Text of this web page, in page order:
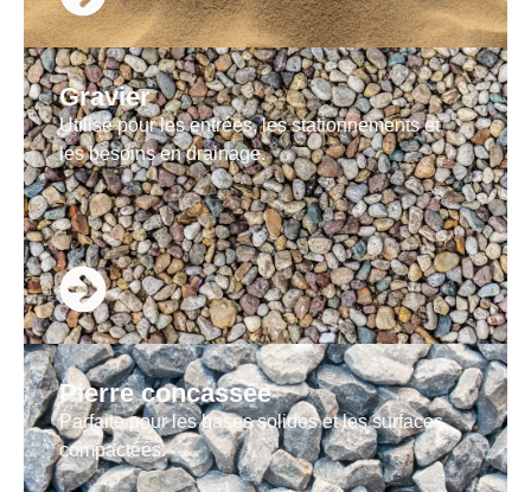
Gravier
Utilisé pour les entrées, les stationnements et
les besoins en drainage.
Pierre concassée
Parfaite pour les bases solides et les surfaces
compactées.